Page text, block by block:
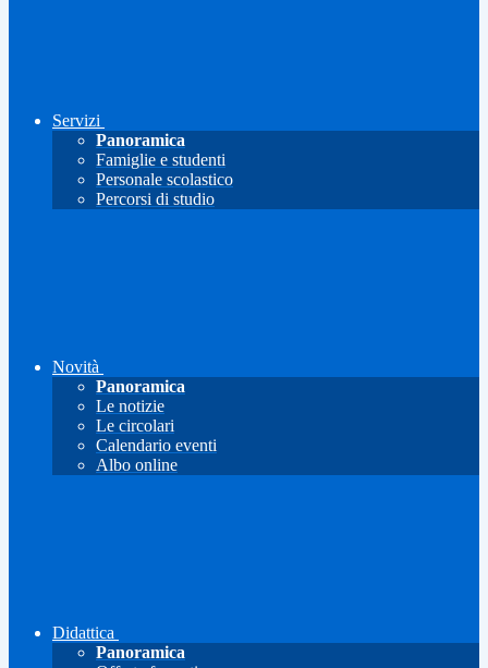
Servizi
Panoramica
Famiglie e studenti
Personale scolastico
Percorsi di studio
Novità
Panoramica
Le notizie
Le circolari
Calendario eventi
Albo online
Didattica
Panoramica